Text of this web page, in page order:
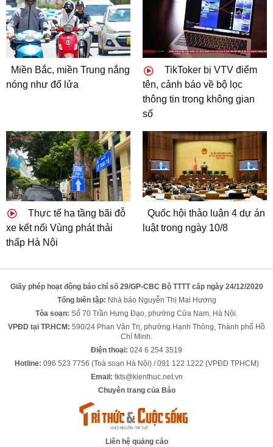
Miền Bắc, miền Trung nắng
nóng như đổ lửa
TikToker bị VTV điểm
tên, cảnh báo về bộ lọc
thông tin trong không gian
số
Thực tế hạ tầng bãi đỗ
xe kết nối Vùng phát thải
thấp Hà Nội
Quốc hội thảo luận 4 dự án
luật trong ngày 10/8
Giấy phép hoạt động báo chí số 29/GP-CBC Bộ TTTT cấp ngày 24/12/2020
Tổng biên tập: Nhà báo Nguyễn Thị Mai Hương
Tòa soạn: Số 70 Trần Hưng Đạo, phường Cửa Nam, Hà Nội.
VPĐD tại TP.HCM: 590/24 Phan Văn Trị, phường Hạnh Thông, Thành phố Hồ
Chí Minh.
Điện thoại: 024 6 254 3519
Hotline: 096 523 7756 (Toà soạn Hà Nội) / 091 122 1222 (VPĐD TPHCM)
Email: tkts@kienthuc.net.vn
Chuyên trang của Báo
Liên hệ quảng cáo